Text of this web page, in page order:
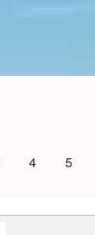
4 5